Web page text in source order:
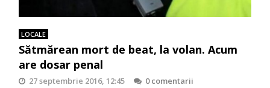
LOCALE
Sătmărean mort de beat, la volan. Acum
are dosar penal
27 septembrie 2016, 12:45
0 comentarii